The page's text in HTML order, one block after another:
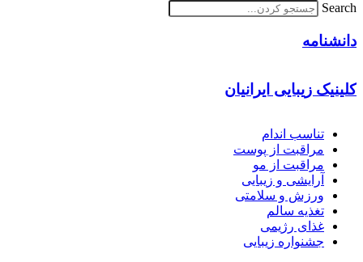
Search
دانشنامه
کلینیک زیبایی ایرانیان
تناسب اندام
مراقبت از پوست
مراقبت از مو
آرایشی و زیبایی
ورزش و سلامتی
تغذیه سالم
غذای رژیمی
جشنواره زیبایی